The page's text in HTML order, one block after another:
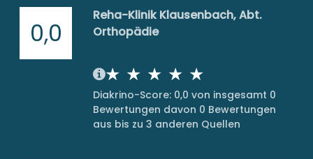
0,0
Reha-Klinik Klausenbach, Abt.
Orthopädie
Diakrino-Score: 0,0 von insgesamt 0
Bewertungen davon 0 Bewertungen
aus bis zu 3 anderen Quellen